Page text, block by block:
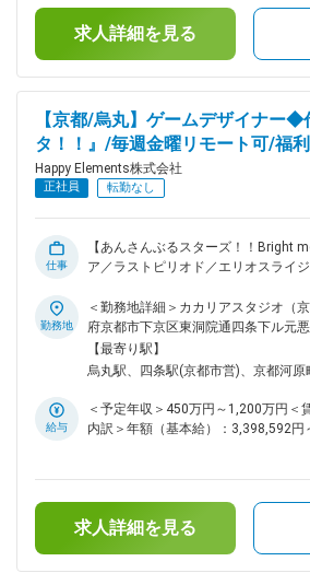
の事例もあります。 ■抜群の働きやすさ： 毎週金曜日は、各
人が集中して作業を行うことにフォ
ズフライデー』とし、働く場所はオ
ないようにしています。体調不良時
たリモートワーク許可制度があり、
いただくことを大前提として、自宅
いが通勤等が心身の負担になるとい
調不良にも利用できます。また、復
率は100%、子育てをしながら時短で
度： 特定の資格に合格した場合、そ
担します。勉強会や資料・技術書の
ンツ開発を行う独自プロジェクトを
『サブプロジェクト制度』がありま
の一部をサブプロジェクトに充てる
内ルールに沿っていれば、副業が認
制作など、副業でも活躍している社
ニークな福利厚生が多数です！ 変更の範囲：会社の定める業
務
有無＞有＜残業手当＞有＜給与補足
上、当社規定により決定します。■昇
ブ：会社業績に応じて年1回支給しま
給(月額)は固定手当を含めた表記です
求人詳細を見る
【京都/烏丸】ゲームデザイナー◆
タ！！』/毎週金曜リモート可/福
Happy Elements株式会社
正社員 転勤なし
仕事
【あんさんぶるスターズ！！Bright
ア／ラストピリオド／エリオスライ
・スマートフォン向けゲームの企画
デザイン・運営業務 ■組織風土： 在籍社員は男性が4割・女性
が6割を占め、職種構成では、エンジ
ーが43.7%・プランナーが32.8%・そ
義でキャリアアップを目指していた
職（部門や部門内のセクションの統
業を行うことにフォーカスする『ク
とし、働く場所はオフィスでもリモ
す。打合せや会議なども、金曜日に
います。体調不良時における月1回を
勤務地
＜勤務地詳細＞カカリアスタジオ（
府京都市下京区東洞院通四条下ル元
四条烏丸ビル EAST4階勤務地最寄駅
動喫煙対策：屋内全面禁煙変更の範
【最寄り駅】
烏丸駅、四条駅(京都市営)、京都河原
給与
＜予定年収＞450万円～1,200万円＜
内訳＞年額（基本給）：3,398,592
有無＞有＜残業手当＞有＜給与補足
上、当社規定により決定します。■昇
ブ：会社業績に応じて年1回支給しま
求人詳細を見る